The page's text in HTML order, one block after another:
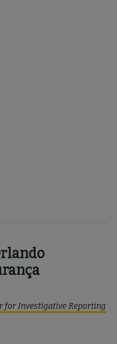
for Investigative Reporting